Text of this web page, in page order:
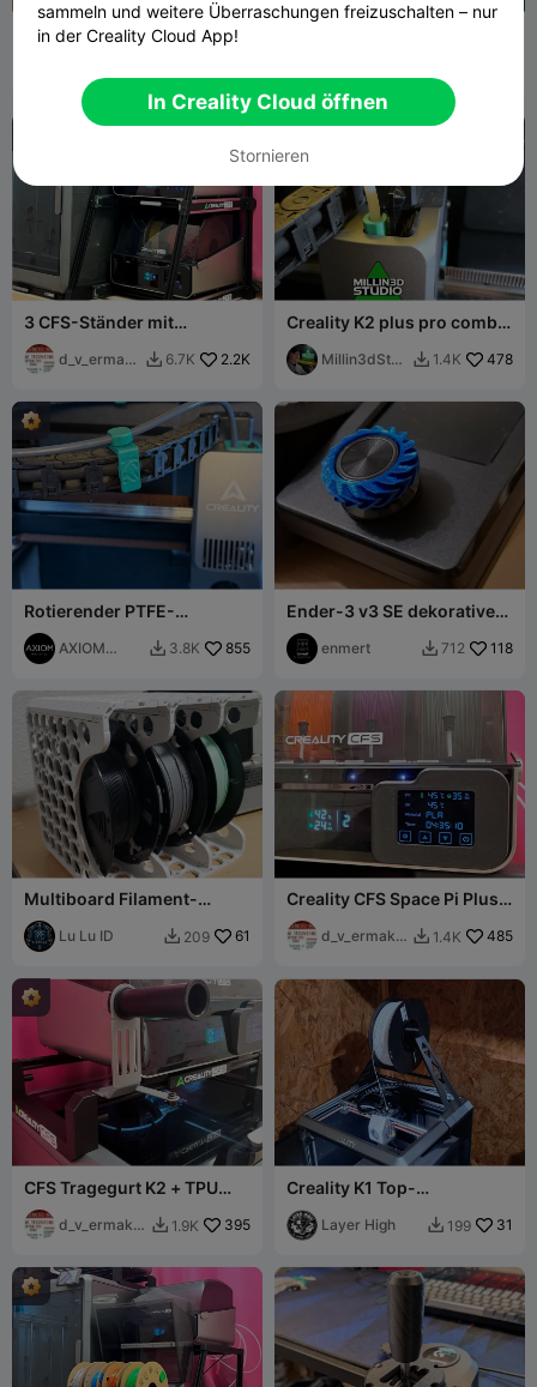
Creality Hi - Extruder-
Kabelmanagement
3 CFS-Ständer mit
Gleitschienen (nicht
drehbar)d_v_ermako
 6.7K 2.2K
Creality K2 plus pro combo
& HI TPU Extruder-
Abstandshalter
Millin3dStud
 1.4K 478
Rotierender PTFE-
Schlauchhalter Creality K2.
V3
AXIOM
 3.8K 855
Ender-3 v3 SE dekorative
Drehknopf-Abdeckung
enmert  712 118
Multiboard Filament-
Aufbewahrungssystem
Lu Lu ID  209 61
Creality CFS Space Pi Plus
Mod
d_v_ermako
 1.4K 485
CFS Tragegurt K2 + TPU
Spulenhalter
d_v_ermako
 1.9K 395
Creality K1 Top-
Spulenhalter (TPU-
optimiert)
Layer High  199 31
sammeln und weitere Überraschungen freizuschalten – nur
in der Creality Cloud App!
In Creality Cloud öffnen
Stornieren